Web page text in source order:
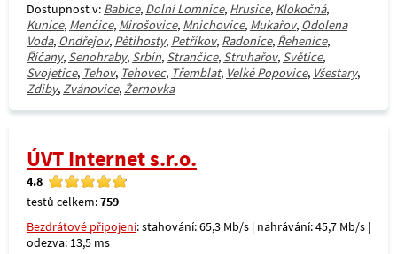
Dostupnost v: Babice, Dolní Lomnice, Hrusice, Klokočná,
Kunice, Menčice, Mirošovice, Mnichovice, Mukařov, Odolena
Voda, Ondřejov, Pětihosty, Petříkov, Radonice, Řehenice,
Říčany, Senohraby, Srbín, Strančice, Struhařov, Světice,
Svojetice, Tehov, Tehovec, Třemblat, Velké Popovice, Všestary,
Zdiby,Zvánovice,Žernovka
ÚVT Internet s.r.o.
4.8
testů celkem:759
Bezdrátové připojení: stahování: 65,3 Mb/s | nahrávání: 45,7 Mb/s |
odezva: 13,5 ms